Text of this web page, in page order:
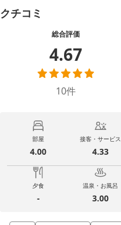
クチコミ
総合評価
4.67
10件
部屋
4.00
接客・サービス
4.33
夕食
-
温泉・お風呂
3.00